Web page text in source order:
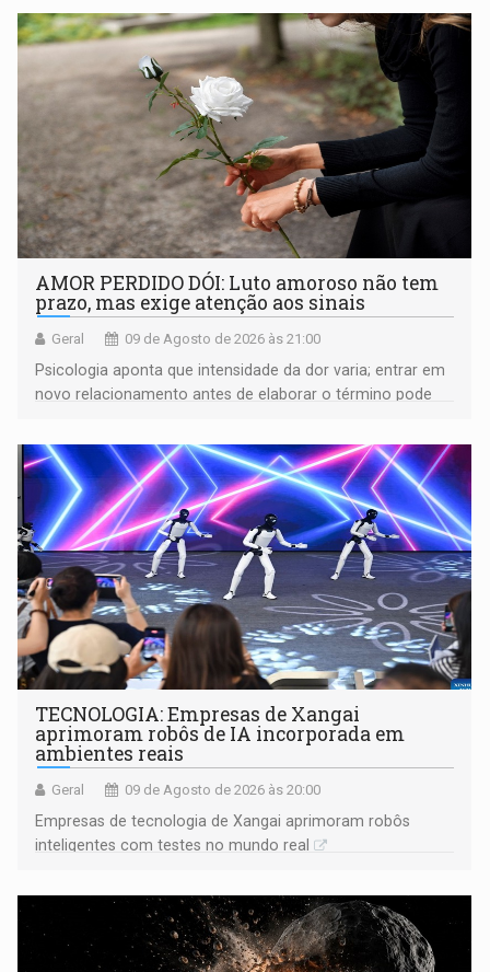
AMOR PERDIDO DÓI: Luto amoroso não tem
prazo, mas exige atenção aos sinais
Geral 09 de Agosto de 2026 às 21:00
Psicologia aponta que intensidade da dor varia; entrar em
novo relacionamento antes de elaborar o término pode
TECNOLOGIA: Empresas de Xangai
aprimoram robôs de IA incorporada em
ambientes reais
Geral 09 de Agosto de 2026 às 20:00
Empresas de tecnologia de Xangai aprimoram robôs
inteligentes com testes no mundo real